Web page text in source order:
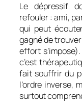
Le dépressif
refouler : ami,
qui peut
gagné de
effort
c’est
fait souffrir du
l’ordre inverse,
surtout